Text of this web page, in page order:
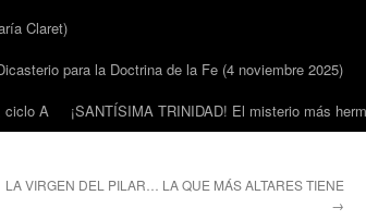
Claret)
para la Doctrina de la Fe (4 noviembre 2025)
ciclo A
¡SANTÍSIMA TRINIDAD! El misterio más
LA VIRGEN DEL PILAR… LA QUE MÁS ALTARES TIENE
→